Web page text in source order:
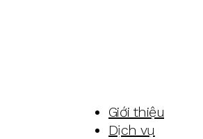
Giới thiệu
Dịch vụ